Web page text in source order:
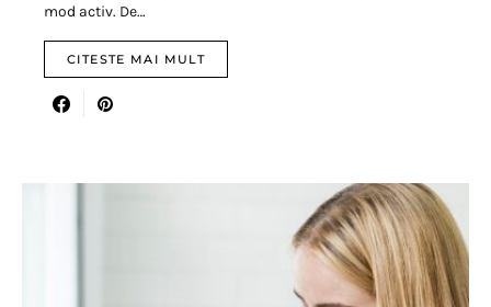
mod activ. De…
CITESTE MAI MULT